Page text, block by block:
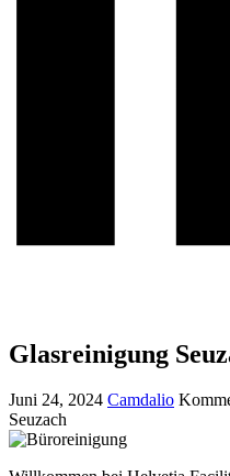
Glasreinigung
Juni 24, 2024 Camdalio
Seuzach